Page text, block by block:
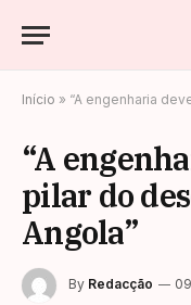
Início » “A engenharia
“A
pilar do
Angola”
By Redacção